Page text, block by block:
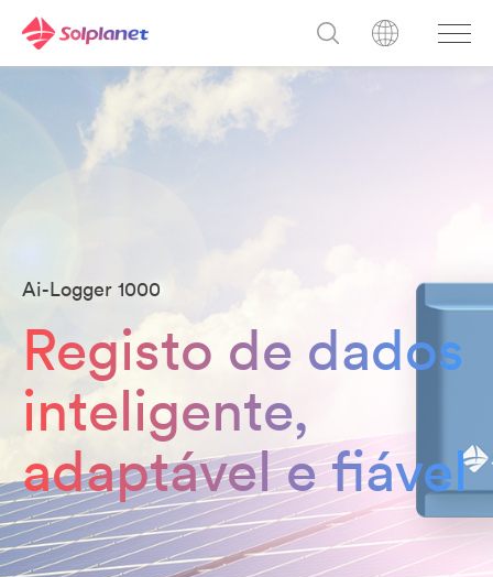
Ai-Logger 1000
Registo de dados
inteligente,
adaptável e fiável